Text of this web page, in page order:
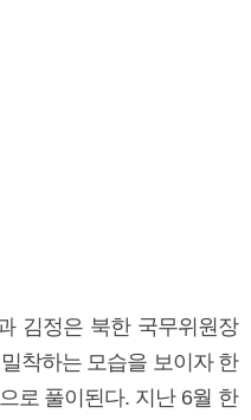
김정은 북한 국무위원장
착하는 모습을 보이자 한
로 풀이된다. 지난 6월 한